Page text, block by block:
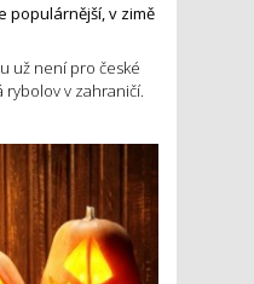
populárnější, v zimě
už není pro české
rybolov v zahraničí.